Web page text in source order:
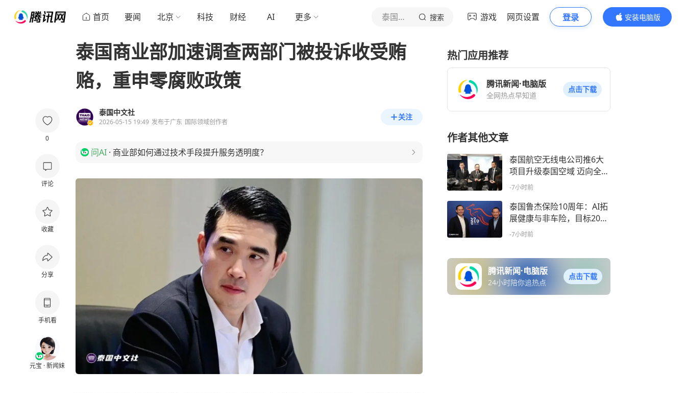
首页 要闻 北京 科技 财经 AI 更多 泰国中文社 搜索 游戏 网页设置 登录
安装电脑版
内容更精彩
0
评论
收藏
分享
手机看
元宝 · 新闻妹
泰国商业部加速调查两部门被投诉收受贿
赂，重申零腐败政策
泰国中文社
2026-05-15 19:49 发布于广东 国际领域创作者
关注
问AI · 商业部如何通过技术手段提升服务透明度？
热门应用推荐
腾讯新闻·电脑版
全网热点早知道
点击下载
作者其他文章
泰国航空无线电公司推6大
项目升级泰国空域 迈向全球
航空枢纽
-7小时前
泰国鲁杰保险10周年：AI拓
展健康与非车险，目标2030
年车险份额6%
-7小时前
腾讯新闻·电脑版
24小时陪你追热点
点击下载